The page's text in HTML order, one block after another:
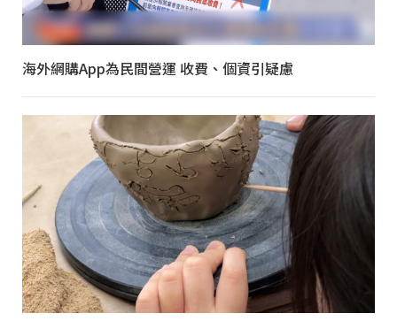
海外網購App為民間營運 收費、個資引疑慮